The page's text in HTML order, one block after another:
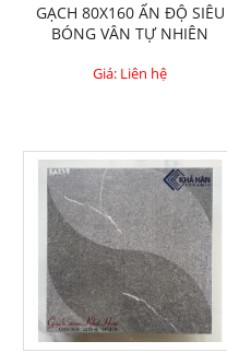
GẠCH 80X160 ẤN ĐỘ SIÊU
BÓNG VÂN TỰ NHIÊN
Giá: Liên hệ